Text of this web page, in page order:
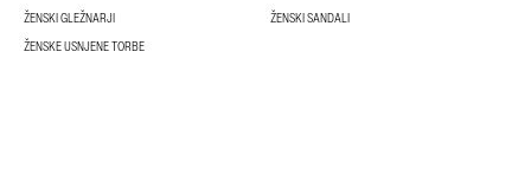
ŽENSKI GLEŽNARJI
ŽENSKI SANDALI
ŽENSKE USNJENE TORBE